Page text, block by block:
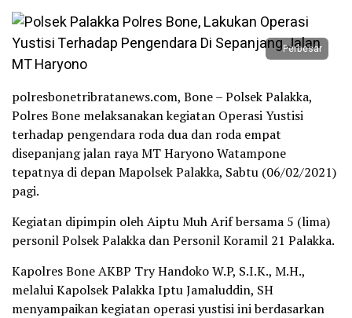
Perbesar
polresbonetribratanews.com, Bone – Polsek Palakka,
Polres Bone melaksanakan kegiatan Operasi Yustisi
terhadap pengendara roda dua dan roda empat
disepanjang jalan raya MT Haryono Watampone
tepatnya di depan Mapolsek Palakka, Sabtu (06/02/2021)
pagi.
Kegiatan dipimpin oleh Aiptu Muh Arif bersama 5 (lima)
personil Polsek Palakka dan Personil Koramil 21 Palakka.
Kapolres Bone AKBP Try Handoko W.P, S.I.K., M.H.,
melalui Kapolsek Palakka Iptu Jamaluddin, SH
menyampaikan kegiatan operasi yustisi ini berdasarkan